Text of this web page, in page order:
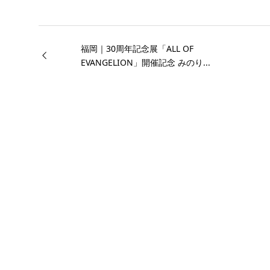
福岡｜30周年記念展「ALL OF
EVANGELION」開催記念 みのり...